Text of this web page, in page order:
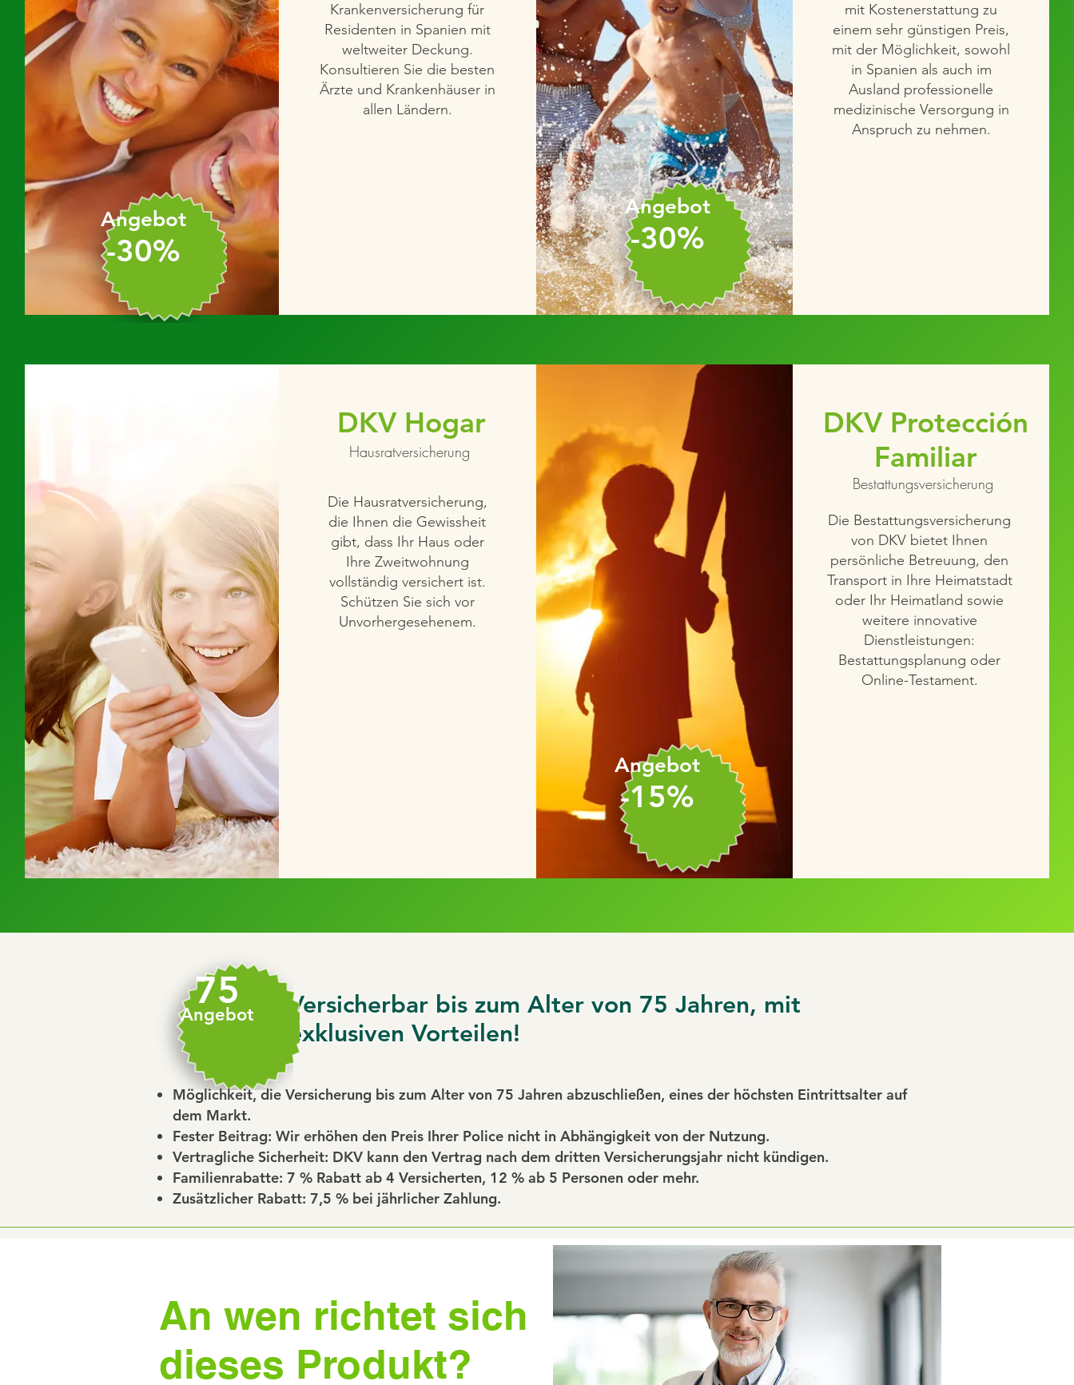
Angebot
-30%
Krankenversicherung für
Residenten in Spanien mit
weltweiter Deckung.
Konsultieren Sie die besten
Ärzte und Krankenhäuser in
allen Ländern.
Angebot
-30%
mit Kostenerstattung zu
einem sehr günstigen Preis,
mit der Möglichkeit, sowohl
in Spanien als auch im
Ausland professionelle
medizinische Versorgung in
Anspruch zu nehmen.
DKV Hogar
Hausratversicherung
Die Hausratversicherung,
die Ihnen die Gewissheit
gibt, dass Ihr Haus oder
Ihre Zweitwohnung
vollständig versichert ist.
Schützen Sie sich vor
Unvorhergesehenem.
Angebot
-15%
DKV Protección
Familiar
Bestattungsversicherung
Die Bestattungsversicherung
von DKV bietet Ihnen
persönliche Betreuung, den
Transport in Ihre Heimatstadt
oder Ihr Heimatland sowie
weitere innovative
Dienstleistungen:
Bestattungsplanung oder
Online-Testament.
Versicherbar bis zum Alter von 75 Jahren, mit
exklusiven Vorteilen!
75
Angebot
Möglichkeit, die Versicherung bis zum Alter von 75 Jahren abzuschließen, eines der höchsten Eintrittsalter auf
dem Markt.
Fester Beitrag: Wir erhöhen den Preis Ihrer Police nicht in Abhängigkeit von der Nutzung.
Vertragliche Sicherheit: DKV kann den Vertrag nach dem dritten Versicherungsjahr nicht kündigen.
Familienrabatte: 7 % Rabatt ab 4 Versicherten, 12 % ab 5 Personen oder mehr.
Zusätzlicher Rabatt: 7,5 % bei jährlicher Zahlung.
An wen richtet sich
dieses Produkt?